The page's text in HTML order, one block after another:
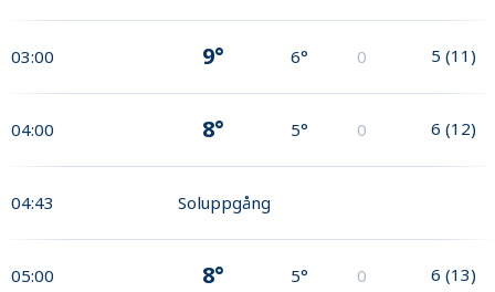
03:00 9° 6° 0 5 (11)
04:00 8° 5° 0 6 (12)
04:43 Soluppgång
05:00 8° 5° 0 6 (13)